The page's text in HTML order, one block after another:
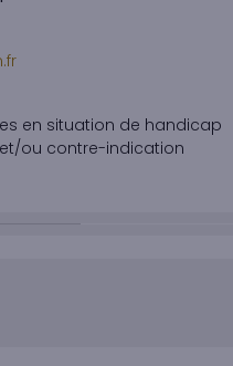
en situation de handicap
et/ou contre-indication